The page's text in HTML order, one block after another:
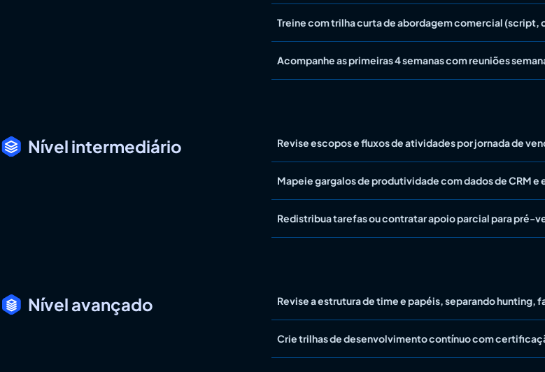
Treine com trilha curta de abordagem comercial
Acompanhe as primeiras 4 semanas com reuniões
Nível intermediário Revise escopos e fluxos de atividades por jornada de
Mapeie gargalos de produtividade com dados de CRM e
Redistribua tarefas ou contratar apoio parcial para pré-
Nível avançado Revise a estrutura de time e papéis, separando hunting,
Crie trilhas de desenvolvimento contínuo com